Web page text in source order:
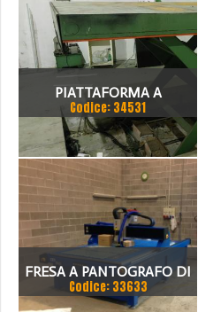
PIATTAFORMA A
PANTOGRAFO MARCA RINO
TULLIS PER CARICO/
SCARICO
Codice: 34531
FRESA A PANTOGRAFO DI
COSTRUZIONE FRANCESE.
Codice: 33633